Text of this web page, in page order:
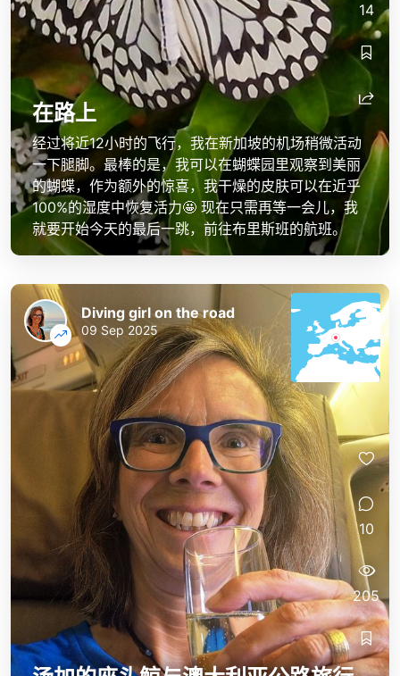
在路上
经过将近12小时的飞行，我在新加坡的机场稍微活动
一下腿脚。最棒的是，我可以在蝴蝶园里观察到美丽
的蝴蝶，作为额外的惊喜，我干燥的皮肤可以在近乎
100%的湿度中恢复活力🤩 现在只需再等一会儿，我
就要开始今天的最后一跳，前往布里斯班的航班。
14
Diving girl on the road
09 Sep 2025
10
205